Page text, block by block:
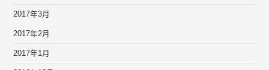
2017年3月
2017年2月
2017年1月